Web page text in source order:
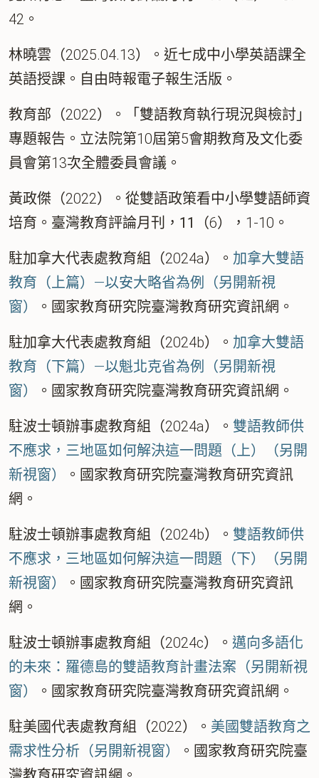
42。
林曉雲（2025.04.13）。近七成中小學英語課全
英語授課。 自由時報電子報生活版 。
教育部（2022）。
「雙語教育執行現況與檢討」
專題報告 。立法院第10屆第5會期教育及文化委
員會第13次全體委員會議。
黃政傑（2022）。從雙語政策看中小學雙語師資
培育。 臺灣教育評論月刊，11 （6），1-10。
駐加拿大代表處教育組（2024a）。 加拿大雙語
教育（上篇）—以安大略省為例（另開新視
窗）
。 國家教育研究院臺灣教育研究資訊網 。
駐加拿大代表處教育組（2024b）。 加拿大雙語
教育（下篇）—以魁北克省為例（另開新視
窗）
。 國家教育研究院臺灣教育研究資訊網 。
駐波士頓辦事處教育組（2024a）。 雙語教師供
不應求，三地區如何解決這一問題（上）（另開
新視窗）
。 國家教育研究院臺灣教育研究資訊
網 。
駐波士頓辦事處教育組（2024b）。 雙語教師供
不應求，三地區如何解決這一問題（下）（另開
新視窗）
。 國家教育研究院臺灣教育研究資訊
網 。
駐波士頓辦事處教育組（2024c）。 邁向多語化
的未來：羅德島的雙語教育計畫法案（另開新視
窗）
。 國家教育研究院臺灣教育研究資訊網 。
駐美國代表處教育組（2022）。 美國雙語教育之
需求性分析（另開新視窗）
。 國家教育研究院臺